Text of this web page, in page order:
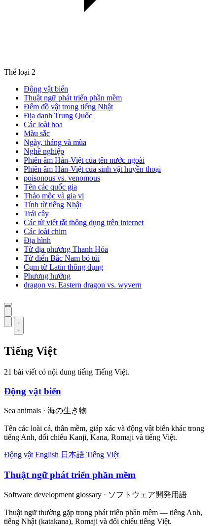
Thể loại 2
Động vật biển
Thuật ngữ phát triển phần mềm
Đếm đồ vật trong tiếng Nhật
Địa danh Trung Quốc
Các loài hoa
Màu sắc
Ngày, tháng và mùa
Nghề nghiệp
Phiên âm Hán-Việt của tên nước ngoài
Phiên âm Hán-Việt của sinh vật huyền thoại
poisonous vs. venomous
Tên các quốc gia
Thảo mộc và gia vị
Tính từ tiếng Nhật
Trái cây
Các từ viết tắt thông dụng trên internet
Các loài chim
Địa hình
Từ địa phương Thanh Hóa
Từ điển Bắc Nam bỏ túi
Cụm từ Latin thông dụng
Phương hướng
dragon vs. Eastern dragon vs. wyvern
Tiếng Việt
21 bài viết có nội dung tiếng Tiếng Việt.
Động vật biển
Sea animals · 海の生き物
Tên các loài cá, thân mềm, giáp xác và động vật biển khác trong
tiếng Anh, đối chiếu Kanji, Kana, Romaji và tiếng Việt.
Động vật English 日本語 Tiếng Việt
Thuật ngữ phát triển phần mềm
Software development glossary · ソフトウェア開発用語
Thuật ngữ thường gặp trong phát triển phần mềm — tiếng Anh,
tiếng Nhật (katakana), Romaji và đối chiếu tiếng Việt.